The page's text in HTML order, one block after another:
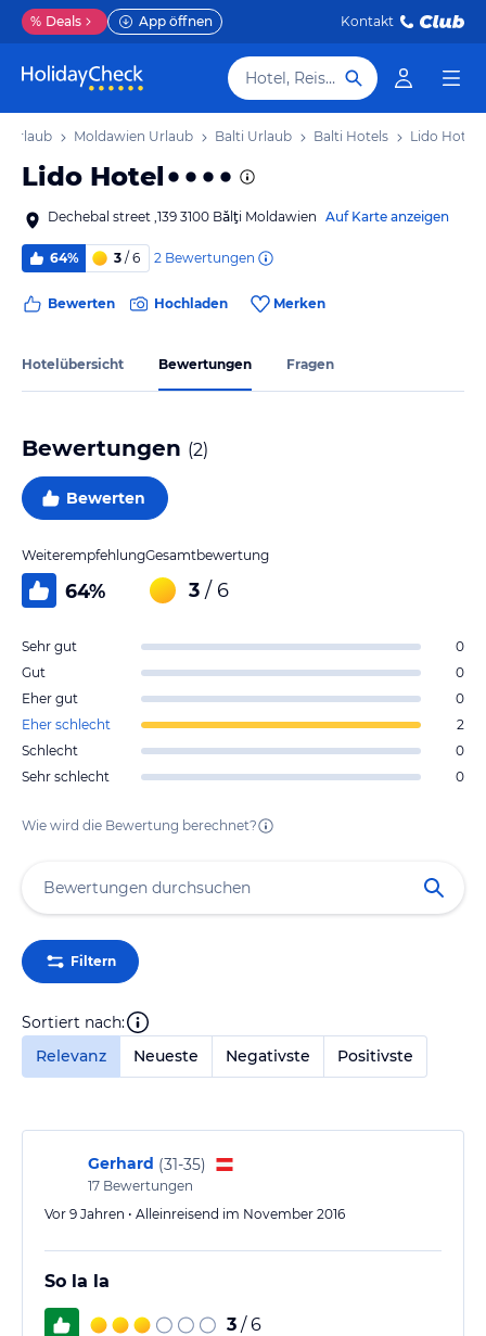
% Deals App öffnen Kontakt
Hotel, Reiseziel
Urlaub Moldawien Urlaub Balti Urlaub Balti Hotels Lido Hotel
Lido Hotel
Dechebal street ,139 3100 Bălţi Moldawien Auf Karte anzeigen
64% 3 / 6 2 Bewertungen
Bewerten Hochladen Merken
Hotelübersicht Bewertungen Fragen
Bewertungen (2)
Bewerten
Weiterempfehlung
64%
Gesamtbewertung
3 / 6
Sehr gut
0
Gut
0
Eher gut
0
Eher schlecht
2
Schlecht
0
Sehr schlecht
0
Wie wird die Bewertung berechnet?
Filtern
Sortiert nach:
Relevanz
Neueste Negativste Positivste
Gerhard (31-35)
17 Bewertungen
Vor 9 Jahren • Alleinreisend im November 2016
So la la
3 / 6